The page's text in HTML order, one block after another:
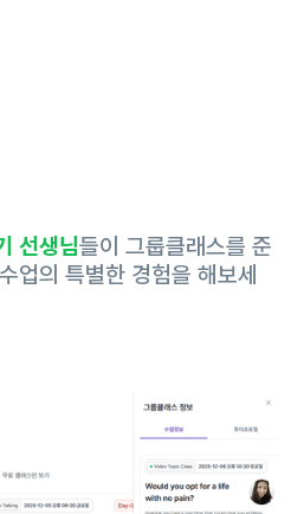
선생님들이 그룹클래스를 준
업의 특별한 경험을 해보세